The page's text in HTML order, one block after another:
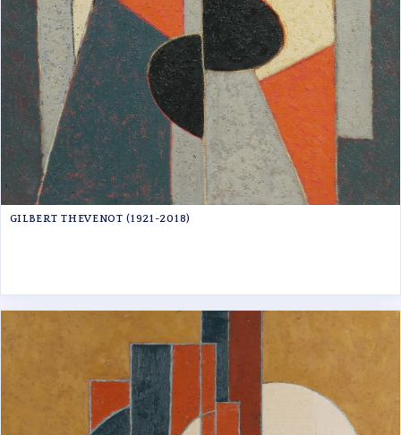
GILBERT THEVENOT (1921-2018)